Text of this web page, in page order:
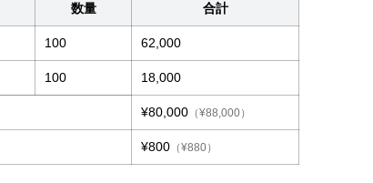
数量 合計
100 62,000
100 18,000
¥80,000 （¥88,000）
¥800 （¥880）